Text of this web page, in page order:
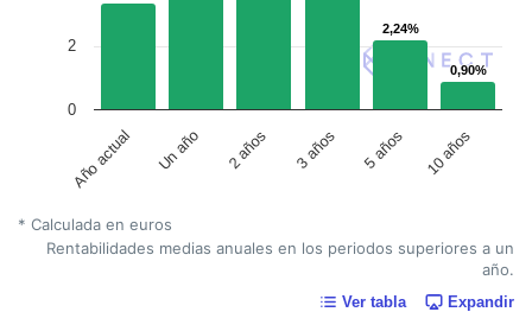
2,24%
2,24%
0,90%
0,90%
Año actual Un año 2 años 3 años 5 años 10 años
0
2
* Calculada en euros
Rentabilidades medias anuales en los periodos superiores a un
año.
Ver tabla Expandir